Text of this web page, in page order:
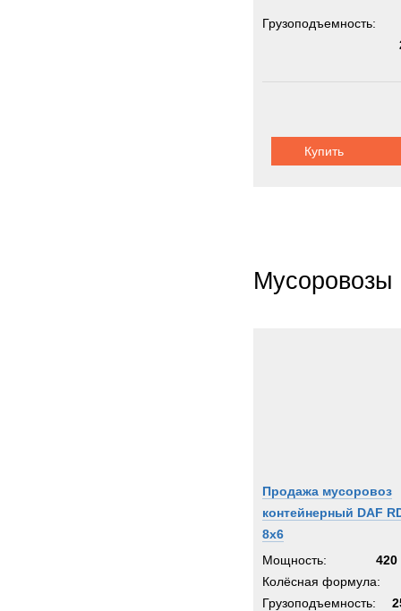
Грузоподъемность:
Купить
Мусоровозы
Продажа мусоровоз
контейнерный DAF
8x6
Мощность:
420
Колёсная формула:
Грузоподъемность: